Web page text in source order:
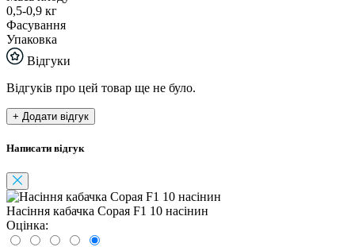
0,5-0,9 кг
Фасування
Упаковка
Відгуки
Відгуків про цей товар ще не було.
+ Додати відгук
Написати відгук
Насіння кабачка Сорая F1 10 насінин
Оцінка: